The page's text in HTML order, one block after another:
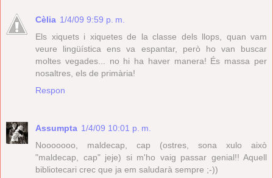
Cèlia 1/4/09 9:59 p. m.
Els xiquets i xiquetes de la classe dels llops, quan vam
veure lingüística ens va espantar, però ho van buscar
moltes vegades... no hi ha haver manera! És massa per
nosaltres, els de primària!
Respon
Assumpta 1/4/09 10:01 p. m.
Nooooooo, maldecap, cap (ostres, sona xulo això
"maldecap, cap" jeje) si m'ho vaig passar genial!! Aquell
bibliotecari crec que ja em saludarà sempre ;-))